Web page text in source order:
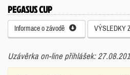
PEGASUS CUP
Informace o závodě VÝSLEDKY
Uzávěrka on-line přihlášek: